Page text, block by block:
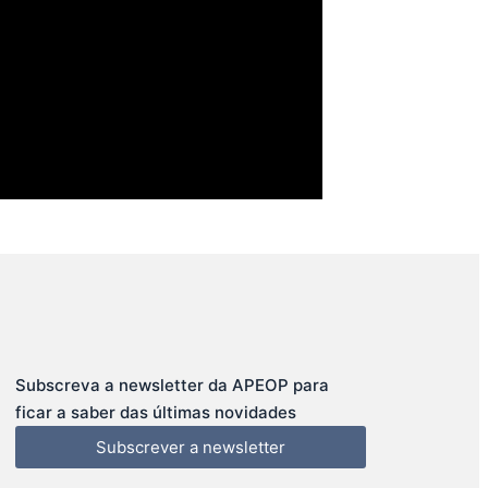
Subscreva a newsletter da APEOP para
ficar a saber das últimas novidades
Subscrever a newsletter